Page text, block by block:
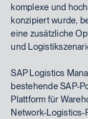
komplexe und
konzipiert wurde,
eine zusätzliche
und
SAP Logistics
bestehende SAP-
Plattform für
Network-Logistics-